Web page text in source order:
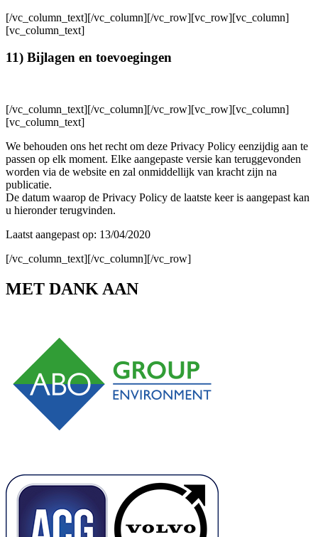
[/vc_column_text][/vc_column][/vc_row][vc_row][vc_column]
[vc_column_text]
11) Bijlagen en toevoegingen
[/vc_column_text][/vc_column][/vc_row][vc_row][vc_column]
[vc_column_text]
We behouden ons het recht om deze Privacy Policy eenzijdig aan te
passen op elk moment. Elke aangepaste versie kan teruggevonden
worden via de website en zal onmiddellijk van kracht zijn na
publicatie.
De datum waarop de Privacy Policy de laatste keer is aangepast kan
u hieronder terugvinden.
Laatst aangepast op: 13/04/2020
[/vc_column_text][/vc_column][/vc_row]
MET DANK AAN